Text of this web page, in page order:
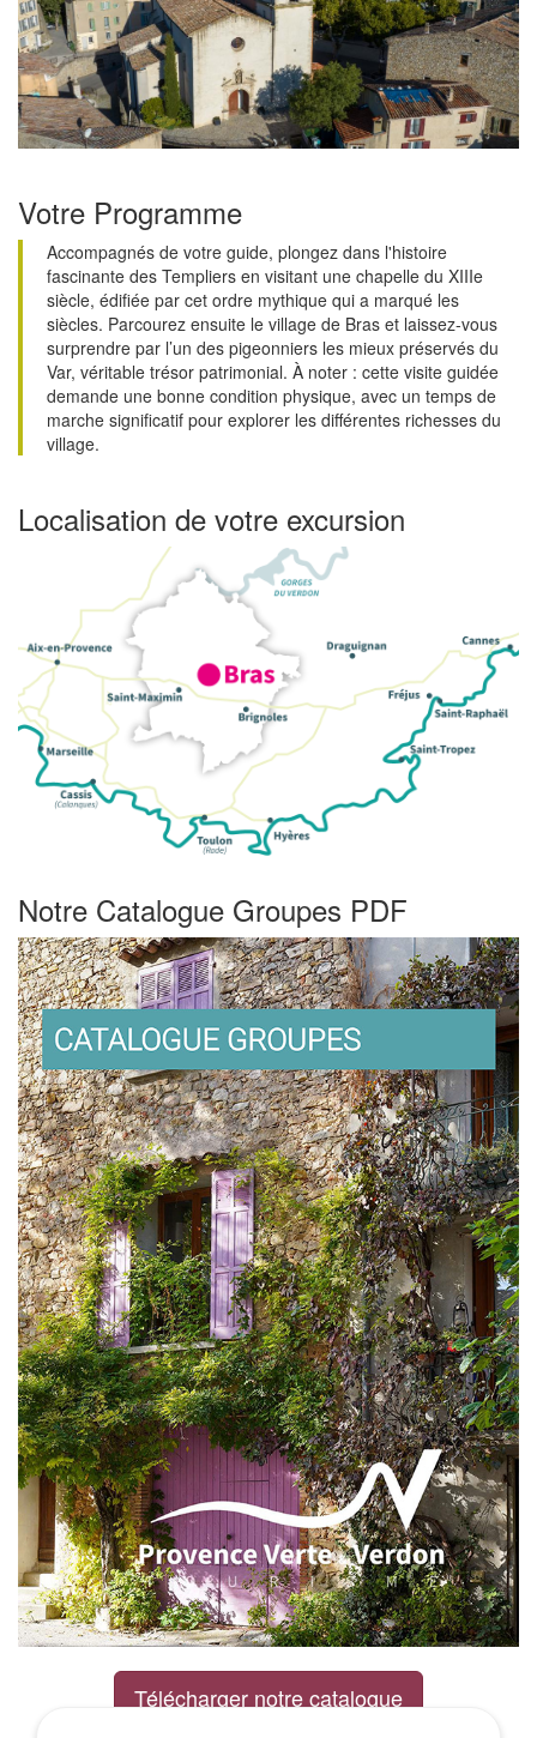
Votre Programme
Accompagnés de votre guide, plongez dans l'histoire
fascinante des Templiers en visitant une chapelle du XIIIe
siècle, édifiée par cet ordre mythique qui a marqué les
siècles. Parcourez ensuite le village de Bras et laissez-vous
surprendre par l’un des pigeonniers les mieux préservés du
Var, véritable trésor patrimonial. À noter : cette visite guidée
demande une bonne condition physique, avec un temps de
marche significatif pour explorer les différentes richesses du
village.
Localisation de votre excursion
Notre Catalogue Groupes PDF
Télécharger notre catalogue